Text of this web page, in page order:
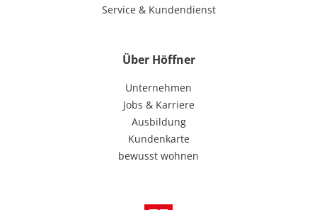
Service & Kundendienst
Über Höffner
Unternehmen
Jobs & Karriere
Ausbildung
Kundenkarte
bewusst wohnen